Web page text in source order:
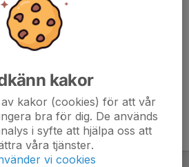
kakor
kakor (cookies) för att vår
bra för dig. De används
i syfte att hjälpa oss att
våra tjänster.
vi cookies